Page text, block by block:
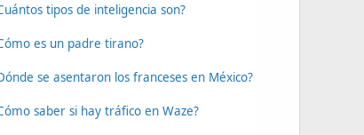
tipos de inteligencia son?
es un padre tirano?
se asentaron los franceses en México?
saber si hay tráfico en Waze?